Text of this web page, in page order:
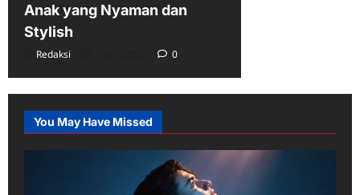
Anak yang Nyaman dan
Stylish
Redaksi 0
You May Have Missed